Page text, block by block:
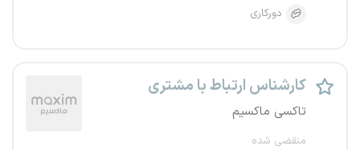
دورکاری
کارشناس ارتباط با مشتری
تاکسی ماکسیم
منقضی شده